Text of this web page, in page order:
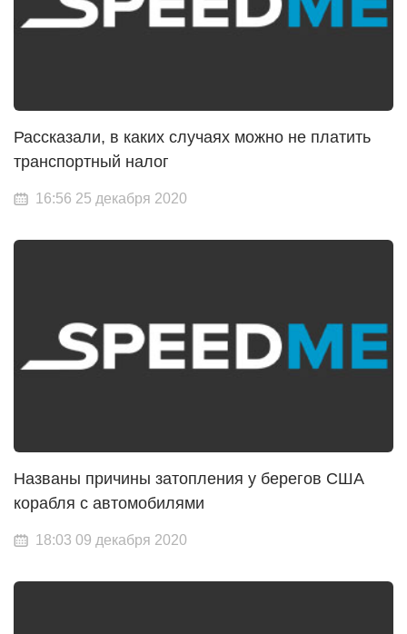
Рассказали, в каких случаях можно не платить
транспортный налог
16:56 25 декабря 2020
Названы причины затопления у берегов США
корабля с автомобилями
18:03 09 декабря 2020